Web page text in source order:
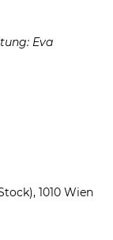
Eva
1010 Wien